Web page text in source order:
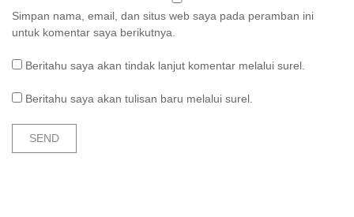
Simpan nama, email, dan situs web saya pada peramban ini
untuk komentar saya berikutnya.
Beritahu saya akan tindak lanjut komentar melalui surel.
Beritahu saya akan tulisan baru melalui surel.